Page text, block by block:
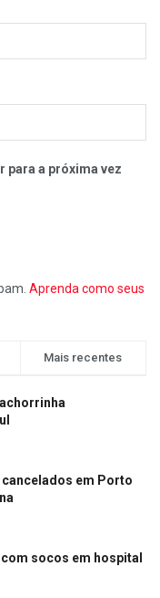
para a próxima vez
Aprenda como seus
Mais recentes
em Porto
socos em hospital